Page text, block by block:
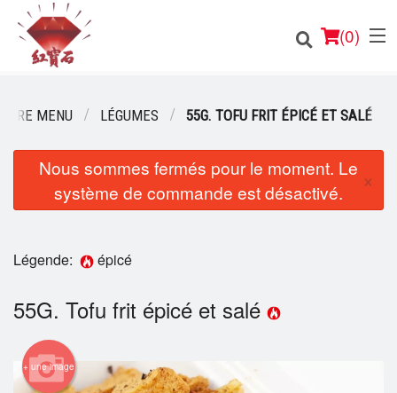
(0)
Commander en ligne
Emplacement
Panier (0)
MENU LÉGUMES 55G. TOFU FRIT ÉPICÉ ET SALÉ
Nous sommes fermés pour le moment. Le
système de commande est désactivé.
×
Légende: épicé
55G. Tofu frit épicé et salé
+ une image